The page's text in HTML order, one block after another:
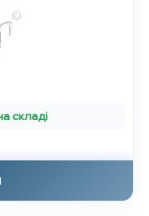
складі